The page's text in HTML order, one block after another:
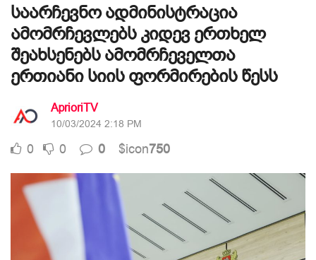
საარჩევნო ადმინისტრაცია
ამომრჩევლებს კიდევ ერთხელ
შეახსენებს ამომრჩეველთა
ერთიანი სიის ფორმირების წესს
AprioriTV
10/03/2024 2:18 PM
0 0 0 $icon750